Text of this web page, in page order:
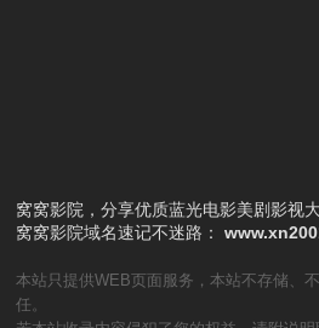
窝窝影院，分享优质蓝光电影美剧影视
窝窝影院域名速记不迷路：
本站只提供WEB页面服务，本站不存储、
任。